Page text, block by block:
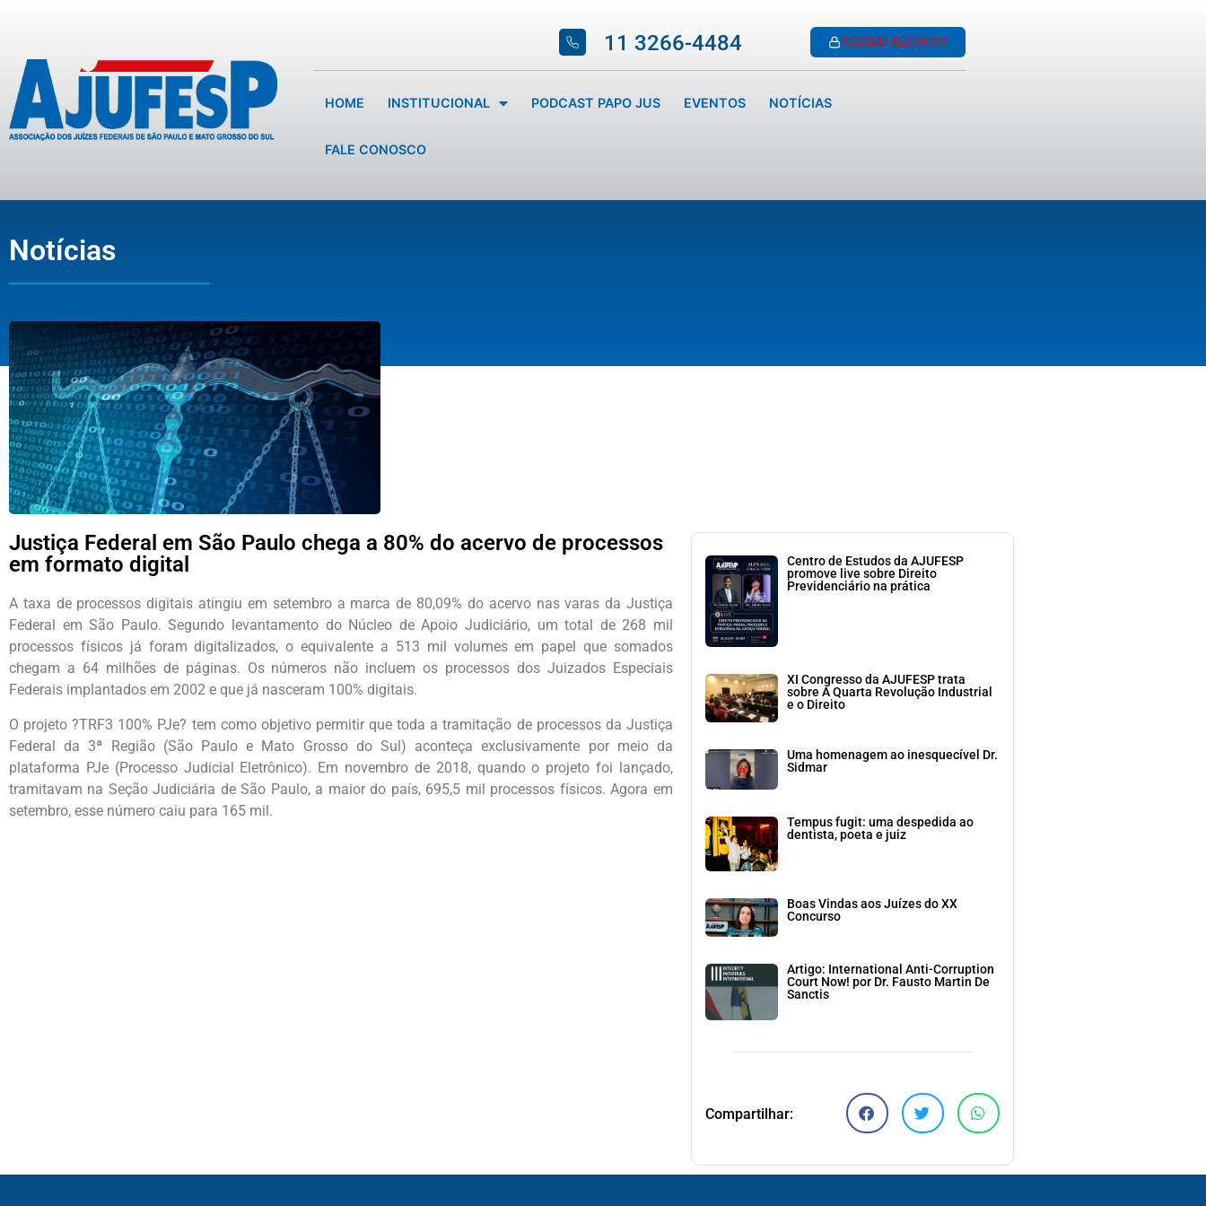
11 3266-4484 ACESSO RESTRITO
HOME INSTITUCIONAL PODCAST PAPO JUS EVENTOS NOTÍCIAS
FALE CONOSCO
Notícias
Justiça Federal em São Paulo chega a 80% do acervo de processos
em formato digital
A taxa de processos digitais atingiu em setembro a marca de 80,09% do acervo nas varas da Justiça
Federal em São Paulo. Segundo levantamento do Núcleo de Apoio Judiciário, um total de 268 mil
processos físicos já foram digitalizados, o equivalente a 513 mil volumes em papel que somados
chegam a 64 milhões de páginas. Os números não incluem os processos dos Juizados Especiais
Federais implantados em 2002 e que já nasceram 100% digitais.
O projeto ?TRF3 100% PJe? tem como objetivo permitir que toda a tramitação de processos da Justiça
Federal da 3ª Região (São Paulo e Mato Grosso do Sul) aconteça exclusivamente por meio da
plataforma PJe (Processo Judicial Eletrônico). Em novembro de 2018, quando o projeto foi lançado,
tramitavam na Seção Judiciária de São Paulo, a maior do país, 695,5 mil processos físicos. Agora em
setembro, esse número caiu para 165 mil.
Centro de Estudos da AJUFESP
promove live sobre Direito
Previdenciário na prática
XI Congresso da AJUFESP trata
sobre A Quarta Revolução Industrial
e o Direito
Uma homenagem ao inesquecível Dr.
Sidmar
Tempus fugit: uma despedida ao
dentista, poeta e juiz
Boas Vindas aos Juízes do XX
Concurso
Artigo: International Anti-Corruption
Court Now! por Dr. Fausto Martin De
Sanctis
Compartilhar: